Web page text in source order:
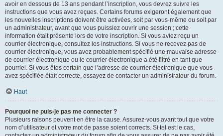
avoir en dessous de 13 ans pendant l’inscription, vous devrez suivre les
instructions que vous avez reçues. Certains forums exigeront également que
les nouvelles inscriptions doivent être activées, soit par vous-même ou soit par
un administrateur, avant que vous puissiez ouvrir une session ; cette
information était présente lors de votre inscription. Si vous aviez reçu un
courrier électronique, consultez les instructions. Si vous ne recevez pas de
courrier électronique, vous avez probablement spécifié une mauvaise adresse
de courrier électronique ou le courrier électronique a été filtré en tant que
pourriel. Si vous êtes certain que l’adresse de courrier électronique que vous
avez spécifiée était correcte, essayez de contacter un administrateur du forum.
Haut
Pourquoi ne puis-je pas me connecter ?
Plusieurs raisons peuvent en être la cause. Assurez-vous avant tout que votre
nom d’utilisateur et votre mot de passe soient corrects. Si tel est le cas,